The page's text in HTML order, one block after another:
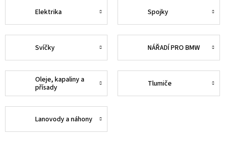
Elektrika Spojky
Svíčky NÁŘADÍ PRO BMW
Oleje, kapaliny a
přísady
Tlumiče
Lanovody a náhony